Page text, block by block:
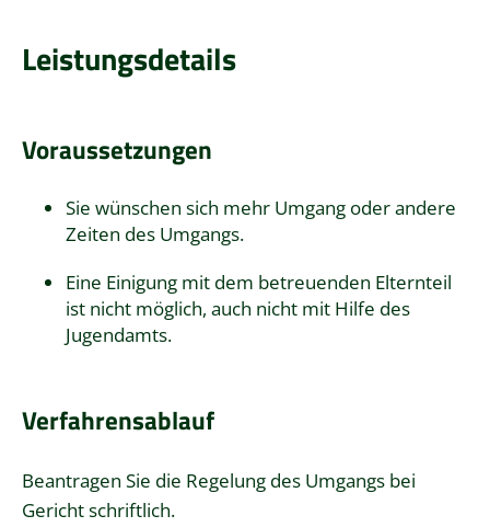
Leistungsdetails
Voraussetzungen
Sie wünschen sich mehr Umgang oder andere
Zeiten des Umgangs.
Eine Einigung mit dem betreuenden Elternteil
ist nicht möglich, auch nicht mit Hilfe des
Jugendamts.
Verfahrensablauf
Beantragen Sie die Regelung des Umgangs bei
Gericht schriftlich.